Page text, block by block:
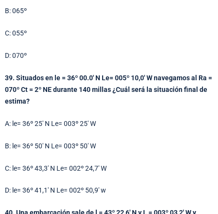
B: 065º
C: 055º
D: 070º
39. Situados en le = 36º 00.0′ N Le= 005º 10,0′ W navegamos al Ra =
070º Ct = 2º NE durante 140 millas ¿Cuál será la situación final de
estima?
A: le= 36º 25′ N Le= 003º 25′ W
B: le= 36º 50′ N Le= 003º 50′ W
C: le= 36º 43,3′ N Le= 002º 24,7′ W
D: le= 36º 41,1′ N Le= 002º 50,9′ w